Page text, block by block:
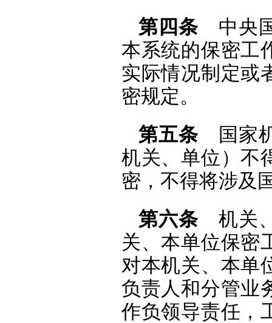
第四条中央国
本系统的保密工
实际情况制定或
密规定。
第五条国家机
机关、单位）不
密，不得将涉及
第六条机关、
关、本单位保密
对本机关、本单
负责人和分管业
作负领导责任，